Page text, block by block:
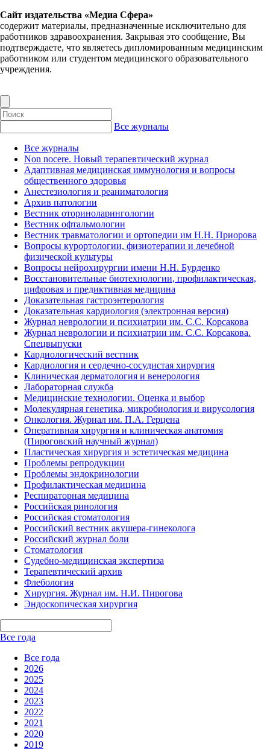
Сайт издательства «Медиа Сфера»
содержит материалы, предназначенные исключительно для
работников здравоохранения. Закрывая это сообщение, Вы
подтверждаете, что являетесь дипломированным медицинским
работником или студентом медицинского образовательного
учреждения.
Все журналы
Все журналы
Non nocere. Новый терапевтический журнал
Адаптивная медицинская иммунология и вопросы
общественного здоровья
Анестезиология и реаниматология
Архив патологии
Вестник оториноларингологии
Вестник офтальмологии
Вестник травматологии и ортопедии им Н.Н. Приорова
Вопросы курортологии, физиотерапии и лечебной
физической культуры
Вопросы нейрохирургии имени Н.Н. Бурденко
Восстановительные биотехнологии, профилактическая,
цифровая и предиктивная медицина
Доказательная гастроэнтерология
Доказательная кардиология (электронная версия)
Журнал неврологии и психиатрии им. С.С. Корсакова
Журнал неврологии и психиатрии им. С.С. Корсакова.
Спецвыпуски
Кардиологический вестник
Кардиология и сердечно-сосудистая хирургия
Клиническая дерматология и венерология
Лабораторная служба
Медицинские технологии. Оценка и выбор
Молекулярная генетика, микробиология и вирусология
Онкология. Журнал им. П.А. Герцена
Оперативная хирургия и клиническая анатомия
(Пироговский научный журнал)
Пластическая хирургия и эстетическая медицина
Проблемы репродукции
Проблемы эндокринологии
Профилактическая медицина
Респираторная медицина
Российская ринология
Российская стоматология
Российский вестник акушера-гинеколога
Российский журнал боли
Стоматология
Судебно-медицинская экспертиза
Терапевтический архив
Флебология
Хирургия. Журнал им. Н.И. Пирогова
Эндоскопическая хирургия
Все года
Все года
2026
2025
2024
2023
2022
2021
2020
2019